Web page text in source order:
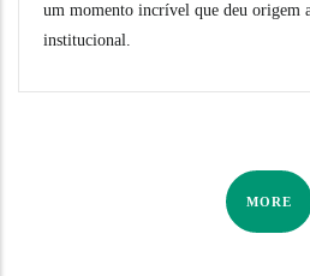
um momento incrível que deu origem
institucional.
MORE